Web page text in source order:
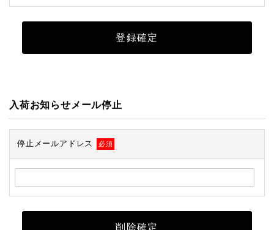
入荷お知らせメール停止
停止メールアドレス 必須